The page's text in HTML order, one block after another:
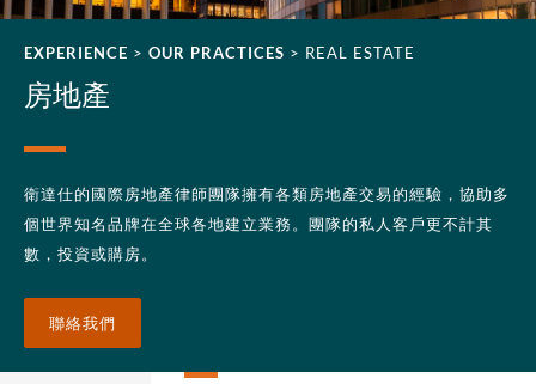
EXPERIENCE > OUR PRACTICES > REAL ESTATE
房地產
衛達仕的國際房地產律師團隊擁有各類房地產交易的經驗，協助多
個世界知名品牌在全球各地建立業務。團隊的私人客戶更不計其
數，投資或購房。
聯絡我們